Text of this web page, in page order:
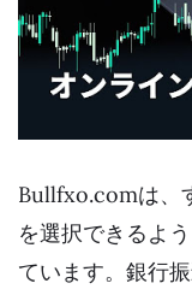
Bullfxo.comは、
を選択できるよ
ています。銀行